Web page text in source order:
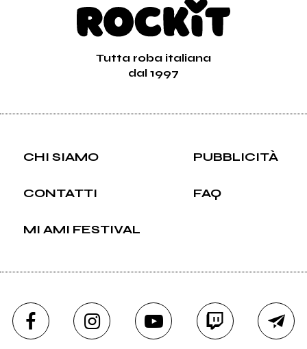
Tutta roba italiana
dal 1997
CHI SIAMO PUBBLICITÀ
CONTATTI FAQ
MI AMI FESTIVAL